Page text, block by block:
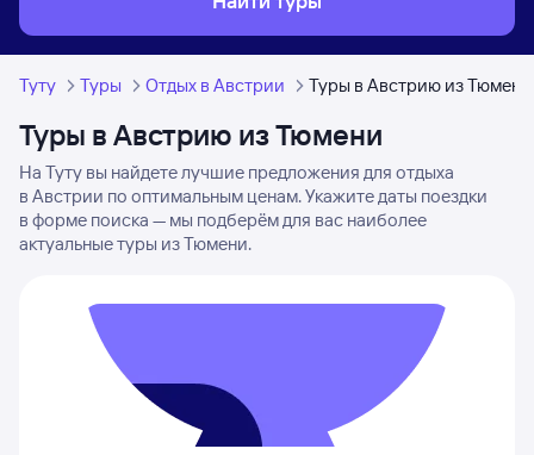
Туту Туры Отдых в Австрии Туры в Австрию из Тюмени
Туры в Австрию из Тюмени
На Туту вы найдете лучшие предложения для отдыха
в Австрии по оптимальным ценам. Укажите даты поездки
в форме поиска — мы подберём для вас наиболее
актуальные туры из Тюмени.